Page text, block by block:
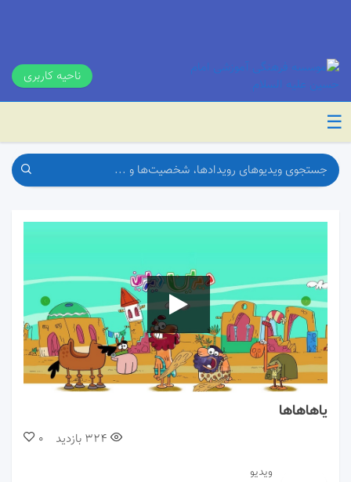
ناحیه کاربری
☰
00:00 01:19
یاهاهاها
0 324 بازدید
ویدیو